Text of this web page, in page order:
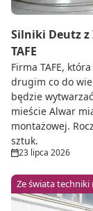
Silniki Deutz
TAFE
Firma TAFE,
drugim co do
będzie
mieście Alwar
montażowej.
sztuk.
23 lipca 2026
Ze świata techniki